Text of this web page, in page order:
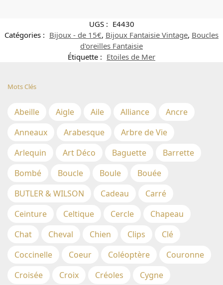
UGS : E4430
Catégories : Bijoux - de 15€, Bijoux Fantaisie Vintage, Boucles
d'oreilles Fantaisie
Étiquette : Etoiles de Mer
Mots Clés
Abeille Aigle Aile Alliance
Ancre
Anneaux
Arabesque
Arbre de Vie
Arlequin
Art Déco Baguette
Barrette
Bombé
Boucle Boule
Bouée
BUTLER & WILSON
Cadeau
Carré
Ceinture
Celtique Cercle
Chapeau
Chat
Cheval Chien Clips
Clé
Coccinelle
Coeur Coléoptère
Couronne
Croisée
Croix Créoles
Cygne